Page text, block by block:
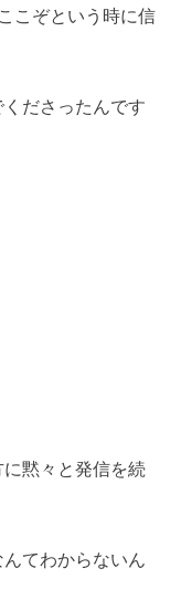
こぞという時に信
ださったんです
黙々と発信を続
てわからないん